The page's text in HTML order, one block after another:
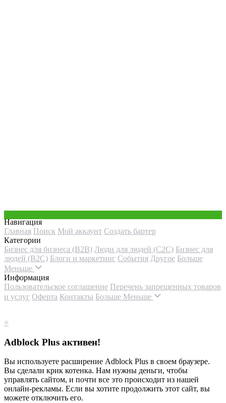
Навигация
Главная Поиск Мой аккаунт Создать бартер
Категории
Бизнес для бизнеса (B2B) Люди для людей (С2С) Бизнес для
людей (B2C) Блоги и маркетинг События Другое Больше
Меньше
Информация
Пользовательское соглашение Перечень запрещенных товаров
и услуг Оферта Контакты Больше Меньше
×
Adblock Plus активен!
Вы используете расширение Adblock Plus в своем браузере.
Вы сделали крик котенка. Нам нужны деньги, чтобы
управлять сайтом, и почти все это происходит из нашей
онлайн-рекламы. Если вы хотите продолжить этот сайт, вы
можете отключить его.